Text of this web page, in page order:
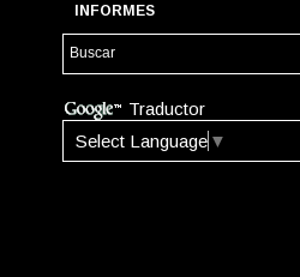
INFORMES
Traductor
Select Language ▼